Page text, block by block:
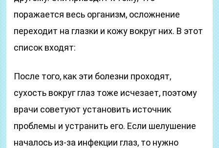
поражается весь организм, осложнение
переходит на глазки и кожу вокруг них. В этот
список входят:
После того, как эти болезни проходят,
сухость вокруг глаз тоже исчезает, поэтому
врачи советуют установить источник
проблемы и устранить его. Если шелушение
началось из-за инфекции глаз, то нужно